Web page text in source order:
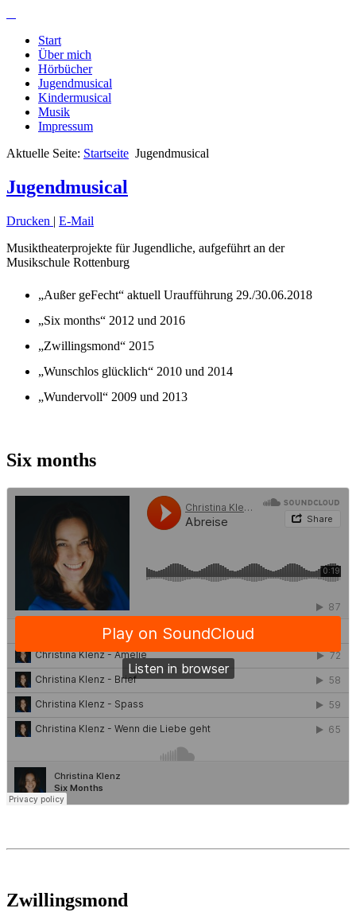
Start
Über mich
Hörbücher
Jugendmusical
Kindermusical
Musik
Impressum
Aktuelle Seite: Startseite Jugendmusical
Jugendmusical
Drucken | E-Mail
Musiktheaterprojekte für Jugendliche, aufgeführt an der
Musikschule Rottenburg
„Außer geFecht“ aktuell Uraufführung 29./30.06.2018
„Six months“ 2012 und 2016
„Zwillingsmond“ 2015
„Wunschlos glücklich“ 2010 und 2014
„Wundervoll“ 2009 und 2013
Six months
Zwillingsmond